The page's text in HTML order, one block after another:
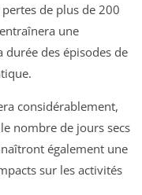
de plus de 200
une
des épisodes de
considérablement,
nombre de jours secs
également une
sur les activités